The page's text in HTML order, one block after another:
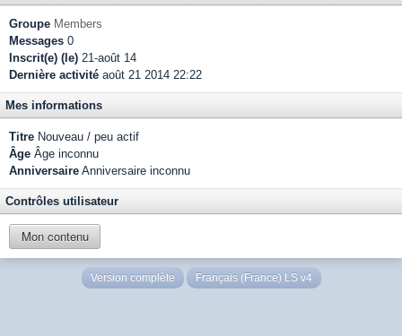
Groupe Members
Messages 0
Inscrit(e) (le) 21-août 14
Dernière activité août 21 2014 22:22
Mes informations
Titre Nouveau / peu actif
Âge Âge inconnu
Anniversaire Anniversaire inconnu
Contrôles utilisateur
Mon contenu
Version complète Français (France) LS v4